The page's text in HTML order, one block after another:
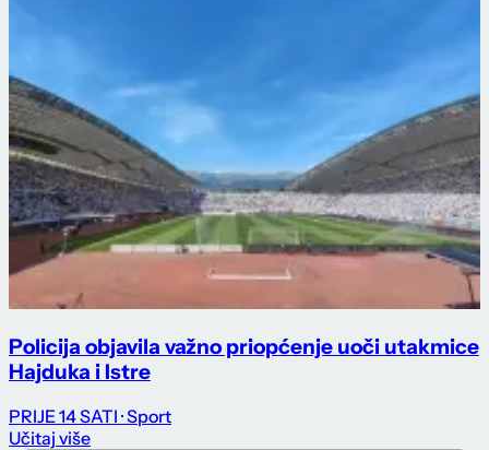
Policija objavila važno priopćenje uoči utakmice
Hajduka i Istre
PRIJE 14 SATI · Sport
Učitaj više